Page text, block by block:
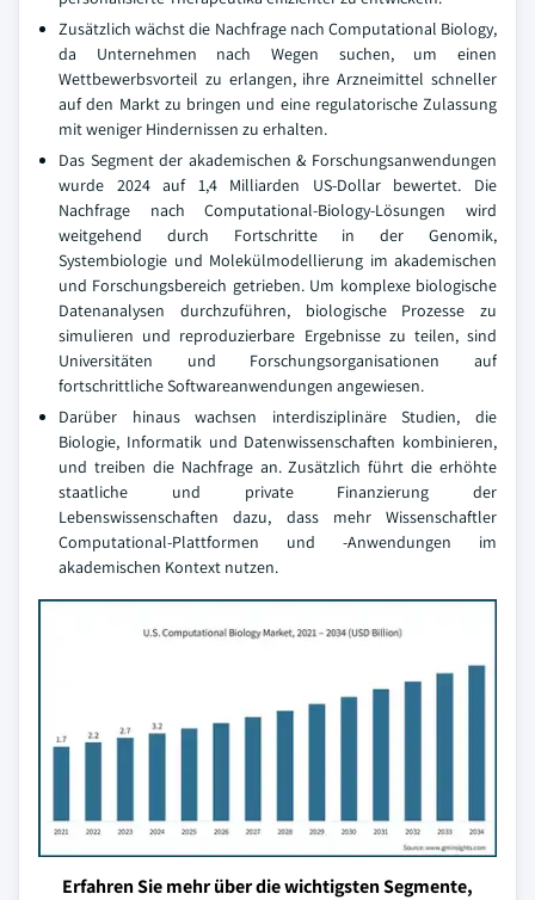
Zusätzlich wächst die Nachfrage nach Computational Biology,
da Unternehmen nach Wegen suchen, um einen
Wettbewerbsvorteil zu erlangen, ihre Arzneimittel schneller
auf den Markt zu bringen und eine regulatorische Zulassung
mit weniger Hindernissen zu erhalten.
Das Segment der akademischen & Forschungsanwendungen
wurde 2024 auf 1,4 Milliarden US-Dollar bewertet. Die
Nachfrage nach Computational-Biology-Lösungen wird
weitgehend durch Fortschritte in der Genomik,
Systembiologie und Molekülmodellierung im akademischen
und Forschungsbereich getrieben. Um komplexe biologische
Datenanalysen durchzuführen, biologische Prozesse zu
simulieren und reproduzierbare Ergebnisse zu teilen, sind
Universitäten und Forschungsorganisationen auf
fortschrittliche Softwareanwendungen angewiesen.
Darüber hinaus wachsen interdisziplinäre Studien, die
Biologie, Informatik und Datenwissenschaften kombinieren,
und treiben die Nachfrage an. Zusätzlich führt die erhöhte
staatliche und private Finanzierung der
Lebenswissenschaften dazu, dass mehr Wissenschaftler
Computational-Plattformen und -Anwendungen im
akademischen Kontext nutzen.
Erfahren Sie mehr über die wichtigsten Segmente,